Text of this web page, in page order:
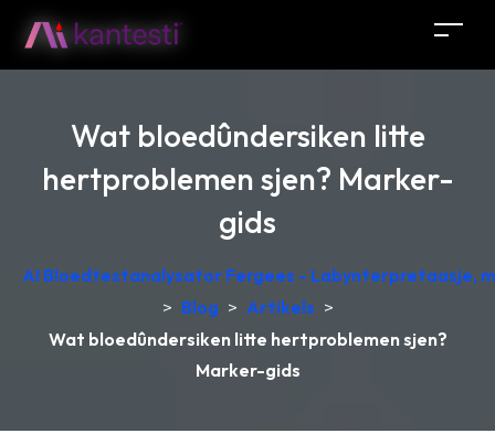
Wat bloedûndersiken litte
hertproblemen sjen? Marker-
gids
AI Bloedtestanalysator Fergees - Labynterpretaasje,
> Blog > Artikels >
Wat bloedûndersiken litte hertproblemen sjen?
Marker-gids